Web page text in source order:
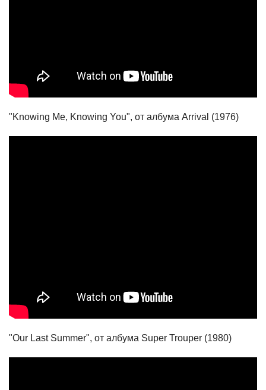
"Knowing Me, Knowing You", от албума Arrival (1976)
"Our Last Summer", от албума Super Trouper (1980)